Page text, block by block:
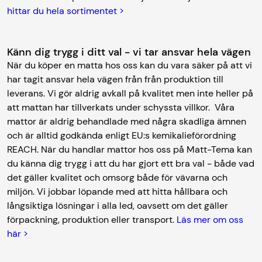
hittar du hela sortimentet >
Känn dig trygg i ditt val - vi tar ansvar hela vägen
När du köper en matta hos oss kan du vara säker på att vi
har tagit ansvar hela vägen från från produktion till
leverans. Vi gör aldrig avkall på kvalitet men inte heller på
att mattan har tillverkats under schyssta villkor. Våra
mattor är aldrig behandlade med några skadliga ämnen
och är alltid godkända enligt EU:s kemikalieförordning
REACH. När du handlar mattor hos oss på Matt-Tema kan
du känna dig trygg i att du har gjort ett bra val - både vad
det gäller kvalitet och omsorg både för vävarna och
miljön. Vi jobbar löpande med att hitta hållbara och
långsiktiga lösningar i alla led, oavsett om det gäller
förpackning, produktion eller transport. Läs mer om oss
här >